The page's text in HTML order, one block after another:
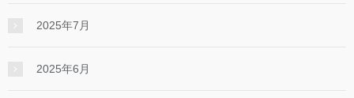
2025年7月
2025年6月